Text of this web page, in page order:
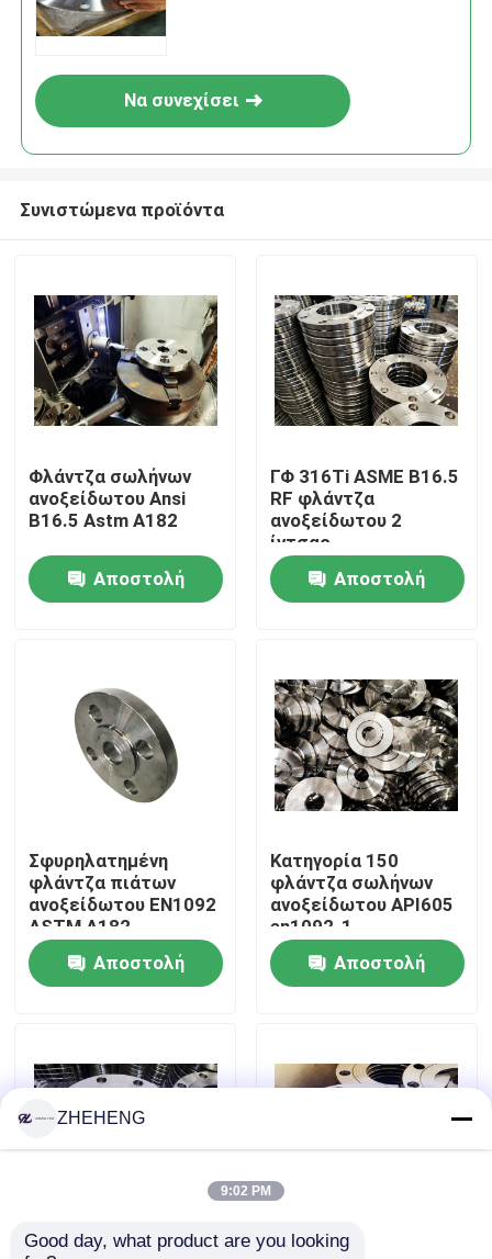
Προϊόντα
Περίπου εμείς
Ποιοτικός έλεγχος
Company News
φλάντζα σωλήνων ανοξείδωτου
Αγκώνας σωλήνων ανοξείδωτου
γράμμα Τ σωλήνων ανοξείδωτου
Να συνεχίσει
Συνιστώμενα προϊόντα
Φλάντζα σωλήνων
ανοξείδωτου Ansi
B16.5 Astm A182
Αποστολή
ΓΦ 316Ti ASME B16.5
RF φλάντζα
ανοξείδωτου 2
ίντσας
Αποστολή
Σφυρηλατημένη
φλάντζα πιάτων
ανοξείδωτου EN1092
ASTM A182
Αποστολή
Κατηγορία 150
φλάντζα σωλήνων
ανοξείδωτου API605
en1092-1
Αποστολή
Φλάντζα σωλήνων
Ανοξείδωτο Ansi
ZHEHENG
9:02 PM
Good day, what product are you looking